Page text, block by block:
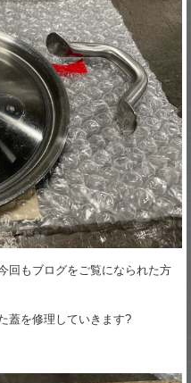
回もブログをご覧になられた方
蓋を修理していきます?